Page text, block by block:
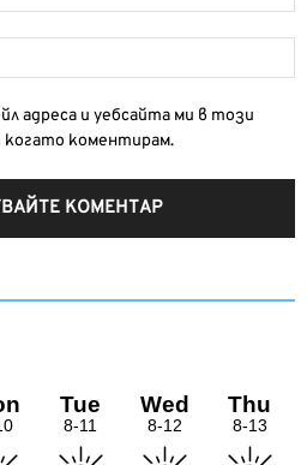
адреса и уебсайта ми в този
когато коментирам.